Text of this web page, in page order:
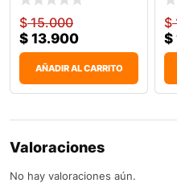
$15.000
$ 13.900
AÑADIR AL CARRITO
$
$
Valoraciones
No hay valoraciones aún.